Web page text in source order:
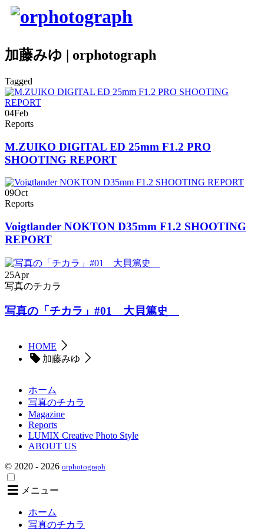
加藤みゆ | orphotograph
Tagged
04Feb
Reports
M.ZUIKO DIGITAL ED 25mm F1.2 PRO
SHOOTING REPORT
09Oct
Reports
Voigtlander NOKTON D35mm F1.2 SHOOTING
REPORT
25Apr
写真のチカラ
写真の「チカラ」#01 大貝篤史
HOME
加藤みゆ
ホーム
写真のチカラ
Magazine
Reports
LUMIX Creative Photo Style
ABOUT US
© 2020 - 2026 orphotograph
メニュー
ホーム
写真のチカラ